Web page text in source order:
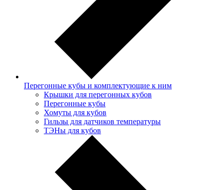
Перегонные кубы и комплектующие к ним
Крышки для перегонных кубов
Перегонные кубы
Хомуты для кубов
Гильзы для датчиков температуры
ТЭНы для кубов